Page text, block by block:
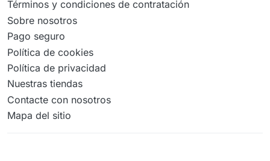
Términos y condiciones de contratación
Sobre nosotros
Pago seguro
Política de cookies
Política de privacidad
Nuestras tiendas
Contacte con nosotros
Mapa del sitio